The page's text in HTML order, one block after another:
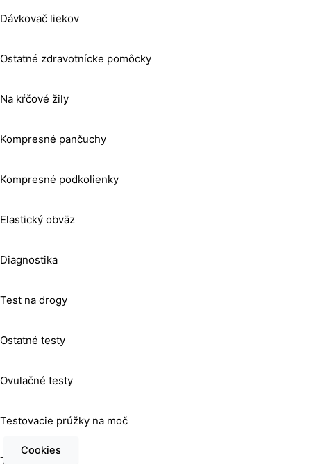
Dávkovač liekov
Ostatné zdravotnícke pomôcky
Na kŕčové žily
Kompresné pančuchy
Kompresné podkolienky
Elastický obväz
Diagnostika
Test na drogy
Ostatné testy
Ovulačné testy
Testovacie prúžky na moč
Test na celiakiu
Cookies